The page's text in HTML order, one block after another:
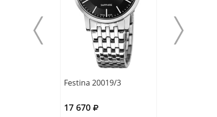
Festina 20019/3
17 670